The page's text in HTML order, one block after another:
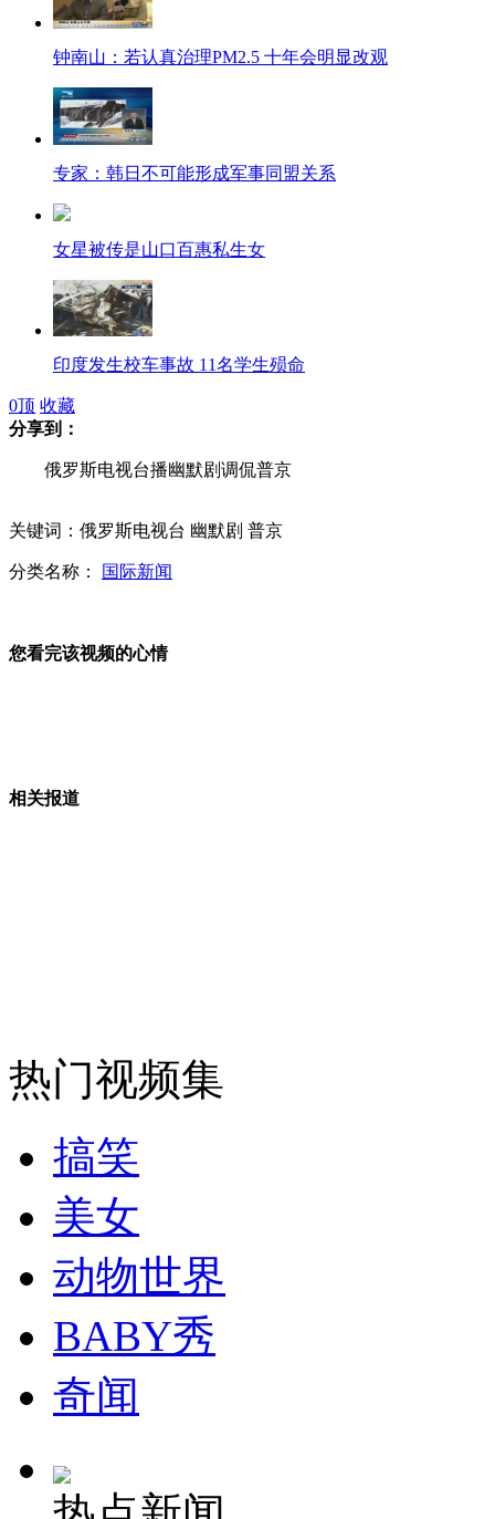
钟南山：若认真治理PM2.5 十年会明显改观
专家：韩日不可能形成军事同盟关系
女星被传是山口百惠私生女
印度发生校车事故 11名学生殒命
韩红谈中国梦：吃安心饭喝安心奶
男子为挽回女友爬琉璃塔涉嫌毁文物被拘
外交部：有关国家言论片面不公正
安徽一实载49人客车翻车
0顶 收藏
分享到：
俄罗斯电视台播幽默剧调侃普京
关键词：俄罗斯电视台 幽默剧 普京
分类名称： 国际新闻
您看完该视频的心情
相关报道
热门视频集
搞笑
美女
动物世界
BABY秀
奇闻